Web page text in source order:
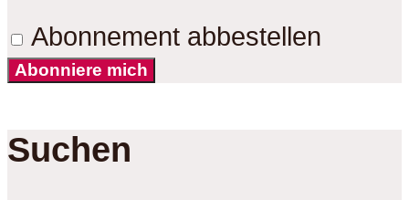
Abonnement abbestellen
Abonniere mich
Suchen